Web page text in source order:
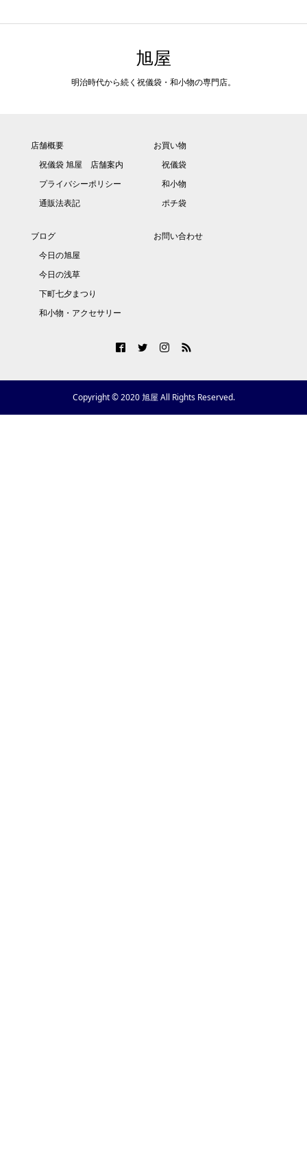
旭屋
明治時代から続く祝儀袋・和小物の専門店。
店舗概要
祝儀袋 旭屋 店舗案内
プライバシーポリシー
通販法表記
お買い物
祝儀袋
和小物
ポチ袋
ブログ
今日の旭屋
今日の浅草
下町七夕まつり
和小物・アクセサリー
お問い合わせ
Copyright © 2020 旭屋 All Rights Reserved.